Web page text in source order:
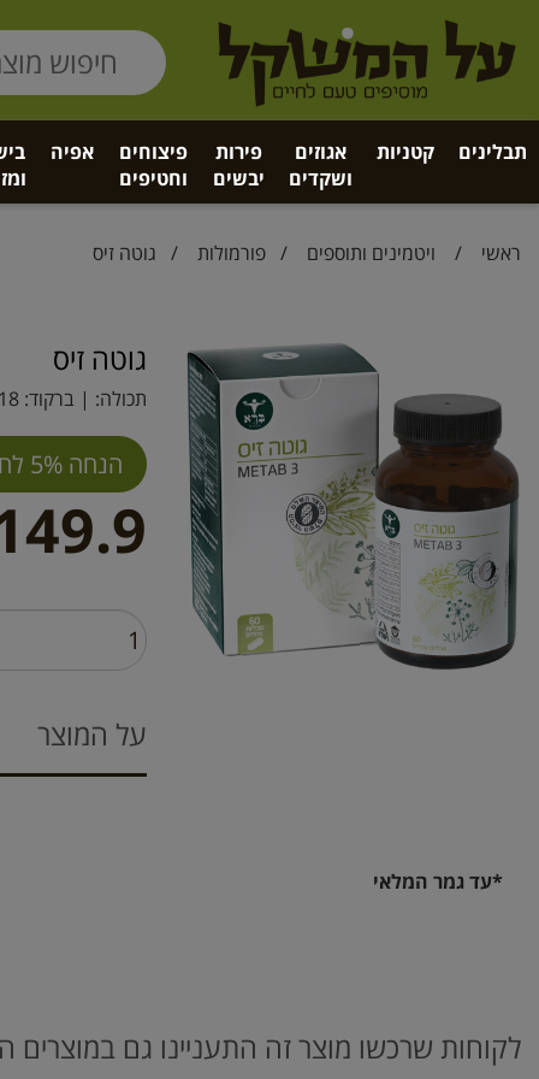
תבלינים קטניות
אגוזים
ושקדים
פירות
יבשים
פיצוחים
וחטיפים
אפיה
ראשי / ויטמינים ותוספים / פורמולות / גוטה זיס
גוטה זיס
תכולה: | ברקוד:
הנחה 5% לחברי מועדון
על המוצר
*עד גמר המלאי
לקוחות שרכשו מוצר זה התעניינו גם במוצרים